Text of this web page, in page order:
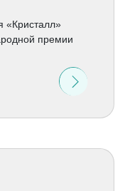
«Кристалл»
премии